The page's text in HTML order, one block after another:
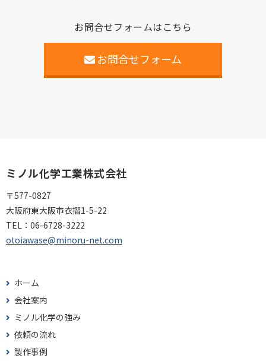
お問合せフォームはこちら
お問合せフォーム
ミノル化学工業株式会社
〒577-0827
大阪府東大阪市衣摺1-5-22
TEL： 06-6728-3222
otoiawase@minoru-net.com
ホーム
会社案内
ミノル化学の強み
依頼の流れ
製作事例